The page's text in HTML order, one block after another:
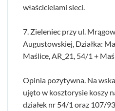
właścicielami sieci.
7. Zieleniec przy ul.
Augustowskiej, Działka:
Maślice, AR_21, 54/1 +
Opinia pozytywna. Na
ujęto w kosztorysie koszy
działek nr 54/1 oraz 107/